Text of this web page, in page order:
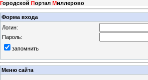
Городской Портал Миллерово
Форма входа
Логин:
Пароль:
запомнить
Меню сайта